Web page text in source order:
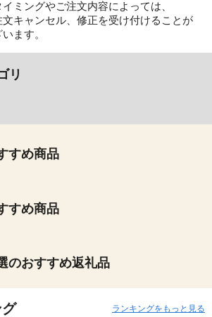
ミングやご注文内容によっては、
キャンセル、修正を受け付けることが
ます。
リ
すめ商品
すめ商品
のおすすめ返礼品
ランキングをもっと見る